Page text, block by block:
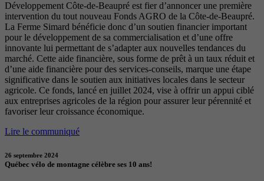
Développement Côte-de-Beaupré est fier d’annoncer une première
intervention du tout nouveau Fonds AGRO de la Côte-de-Beaupré.
La Ferme Simard bénéficie donc d’un soutien financier important
pour le développement de sa commercialisation et d’une offre
innovante lui permettant de s’adapter aux nouvelles tendances du
marché. Cette aide financière, sous forme de prêt à un taux réduit et
d’une aide financière pour des services-conseils, marque une étape
significative dans le soutien aux initiatives locales dans le secteur
agricole. Ce fonds, lancé en juillet 2024, vise à offrir un appui ciblé
aux entreprises agricoles de la région pour assurer leur pérennité et
favoriser leur croissance économique.
Lire le communiqué
26 septembre 2024
Québec vélo de montagne célèbre ses 10 ans!